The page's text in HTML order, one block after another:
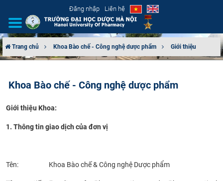
Đăng nhập Liên hệ
CƠ CẤU TỔ CHỨC
TUYỂN SINH
ĐẢM BẢO CHẤT LƯỢNG
Trang chủ Khoa Bào chế - Công nghệ dược phẩm Giới thiệu
Khoa Bào chế - Công nghệ dược phẩm
Giới thiệu Khoa:
1. Thông tin giao dịch của đơn vị
Tên: Khoa Bào chế & Công nghệ Dược phẩm